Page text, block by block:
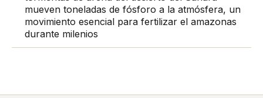
mueven toneladas de fósforo a la atmósfera, un
movimiento esencial para fertilizar el amazonas
durante milenios